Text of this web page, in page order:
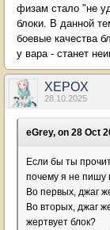
физам стало "не
блоки. В данной
боевые качества
у вара - станет
XEPOX
28.10.2025
eGrey, on 28 Oct
Если бы ты
почему я не пишу
Во первых, джаг
Во вторых, джаг
жертвует блок?